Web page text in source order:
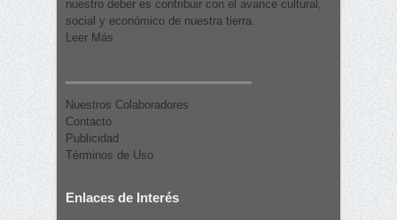
nuestro deber es contribuir con el avance cultural,
social y económico de nuestra tierra.
Leer Más
Nuestros Colaboradores
Contacto
Publicidad
Términos de Uso
Enlaces de Interés